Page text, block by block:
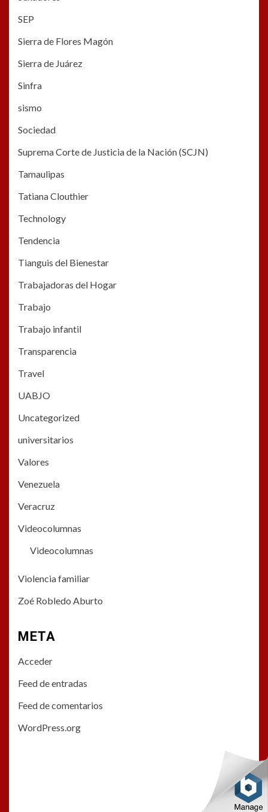
SEP
Sierra de Flores Magón
Sierra de Juárez
Sinfra
sismo
Sociedad
Suprema Corte de Justicia de la Nación (SCJN)
Tamaulipas
Tatiana Clouthier
Technology
Tendencia
Tianguis del Bienestar
Trabajadoras del Hogar
Trabajo
Trabajo infantil
Transparencia
Travel
UABJO
Uncategorized
universitarios
Valores
Venezuela
Veracruz
Videocolumnas
Videocolumnas
Violencia familiar
Zoé Robledo Aburto
META
Acceder
Feed de entradas
Feed de comentarios
WordPress.org